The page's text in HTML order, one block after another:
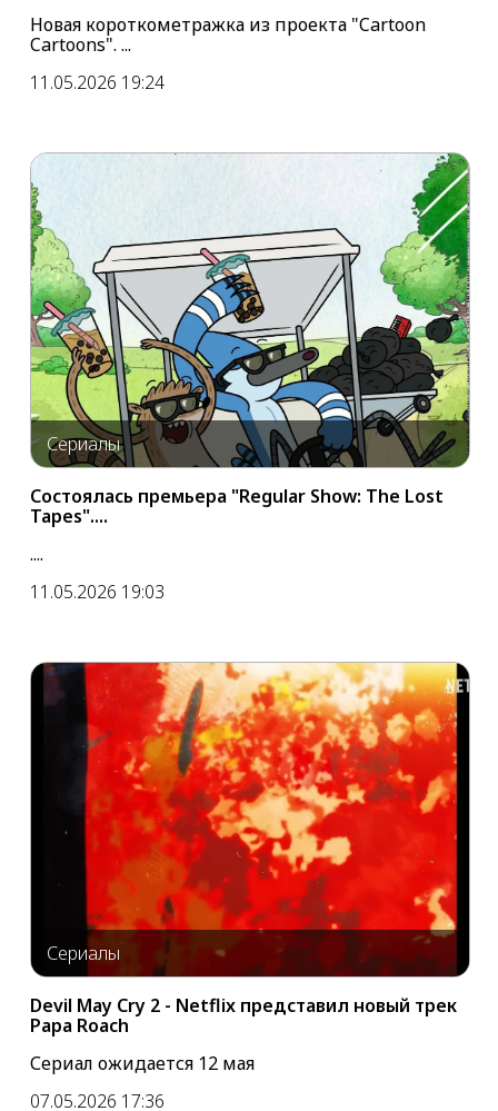
Новая короткометражка из проекта "Cartoon
Cartoons". ...
11.05.2026 19:24
Сериалы
Состоялась премьера "Regular Show: The Lost
Tapes"....
....
11.05.2026 19:03
Сериалы
Devil May Cry 2 - Netflix представил новый трек
Papa Roach
Сериал ожидается 12 мая
07.05.2026 17:36